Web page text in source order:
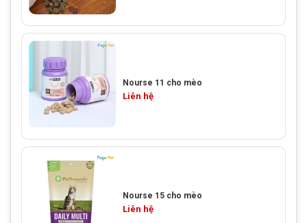
Nourse 11 cho mèo
Liên hệ
Nourse 15 cho mèo
Liên hệ